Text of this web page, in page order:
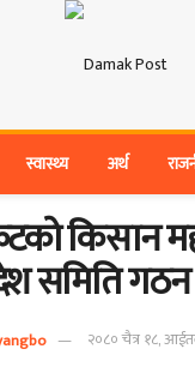
स्वास्थ्य अर्थ
किसान
समिति गठन
२०८० चैत्र १८,